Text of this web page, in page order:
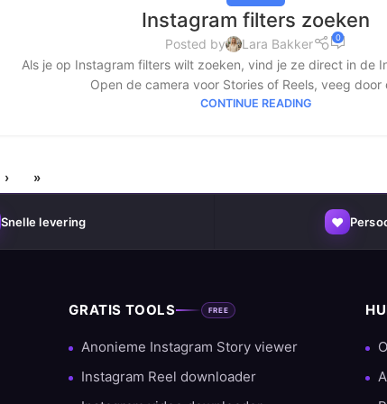
Instagram filters zoeken
Posted by Lara Bakker 0
Als je op Instagram filters wilt zoeken, vind je ze direct in de
Open de camera voor Stories of Reels, veeg door
CONTINUE READING
› »
Snelle levering ♥
GRATIS TOOLS FREE
Anonieme Instagram Story viewer
Instagram Reel downloader